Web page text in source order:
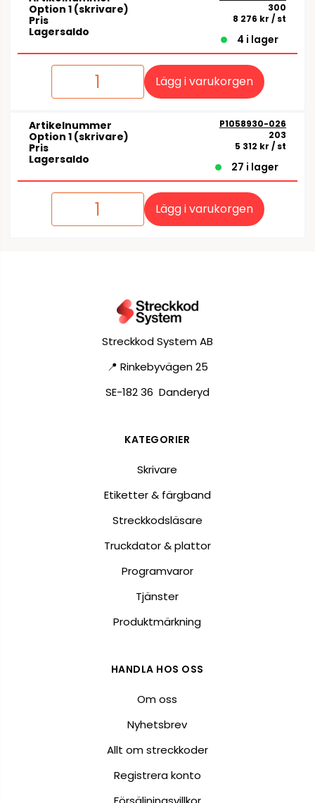
Option 1 (skrivare) 300
Pris 8 276 kr / st
Lagersaldo
4 i lager
Lägg i varukorgen
Artikelnummer P1058930-026
Option 1 (skrivare) 203
Pris 5 312 kr / st
Lagersaldo
27 i lager
Lägg i varukorgen
Streckkod System AB
📍 Rinkebyvägen 25
SE-182 36 Danderyd
KATEGORIER
Skrivare
Etiketter & färgband
Streckkodsläsare
Truckdator & plattor
Programvaror
Tjänster
Produktmärkning
HANDLA HOS OSS
Om oss
Nyhetsbrev
Allt om streckkoder
Registrera konto